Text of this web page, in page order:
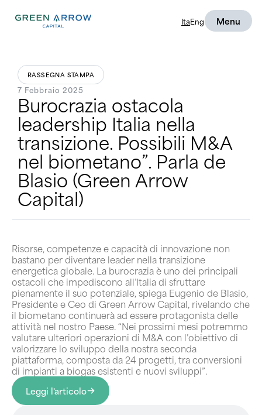
ItaEng Menu
RASSEGNA STAMPA
7 Febbraio 2025
Burocrazia ostacola
leadership Italia nella
transizione. Possibili M&A
nel biometano”. Parla de
Blasio (Green Arrow
Capital)
Risorse, competenze e capacità di innovazione non
bastano per diventare leader nella transizione
energetica globale. La burocrazia è uno dei principali
ostacoli che impediscono all’Italia di sfruttare
pienamente il suo potenziale, spiega Eugenio de Blasio,
Presidente e Ceo di Green Arrow Capital, rivelando che
il biometano continuerà ad essere protagonista delle
attività nel nostro Paese. “Nei prossimi mesi potremmo
valutare ulteriori operazioni di M&A con l’obiettivo di
valorizzare lo sviluppo della nostra seconda
piattaforma, composta da 24 progetti, tra conversioni
di impianti a biogas esistenti e nuovi sviluppi”.
Leggi l'articolo